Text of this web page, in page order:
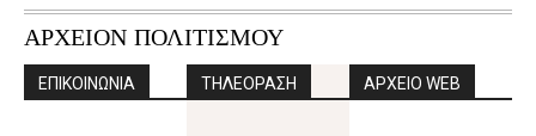
ΑΡΧΕΙΟΝ ΠΟΛΙΤΙΣΜΟΥ
ΕΠΙΚΟΙΝΩΝΙΑ ΤΗΛΕΟΡΑΣΗ ΑΡΧΕΙΟ WEB